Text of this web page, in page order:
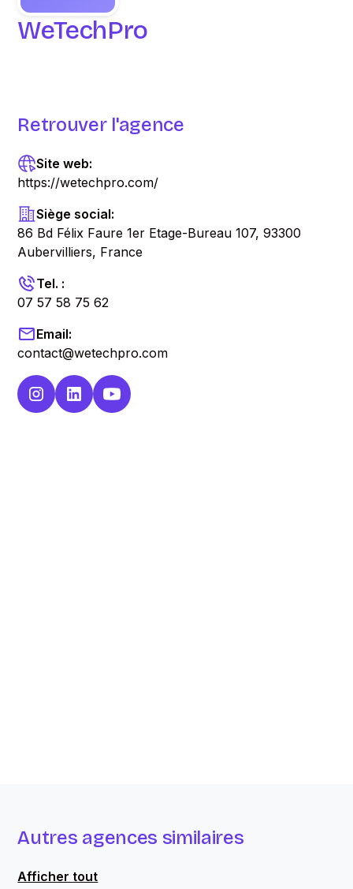
WeTechPro
Retrouver l'agence
Site web:
https://wetechpro.com/
Siège social:
86 Bd Félix Faure 1er Etage-Bureau 107, 93300
Aubervilliers, France
Tel. :
07 57 58 75 62
Email:
contact@wetechpro.com
Autres agences similaires
Afficher tout